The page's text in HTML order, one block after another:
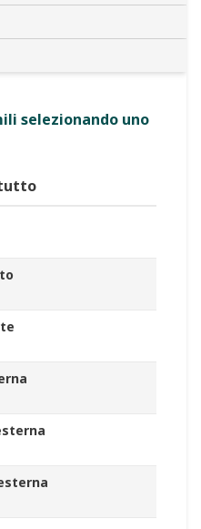
selezionando uno